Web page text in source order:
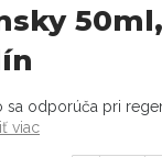
odporúča pri
viac